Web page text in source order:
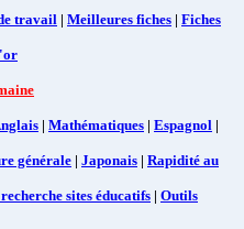
travail | Meilleures fiches | Fiches
| Mathématiques | Espagnol |
générale | Japonais | Rapidité au
sites éducatifs | Outils